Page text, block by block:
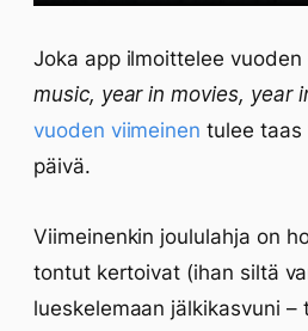
Joka app ilmoittelee
music, year in movies, year
vuoden viimeinen tulee taas
päivä.
Viimeinenkin joululahja on
tontut kertoivat (ihan siltä
lueskelemaan jälkikasvuni –